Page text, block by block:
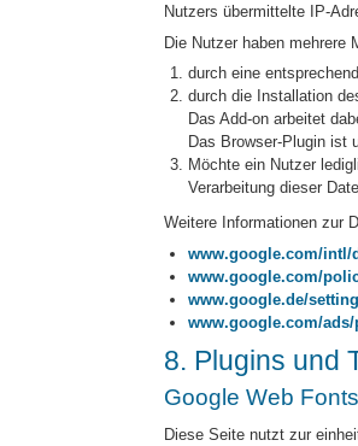
Nutzers übermittelte IP-
Die Nutzer haben mehrere
durch eine
durch die Installation
Das Add-on arbeitet
Das Browser-Plugin ist
Möchte ein Nutzer
Verarbeitung dieser
Weitere Informationen zur
www.google.com/intl/
www.google.com/
www.google.de/
www.google.com/ads/
8. Plugins und
Google Web Fonts
Diese Seite nutzt zur